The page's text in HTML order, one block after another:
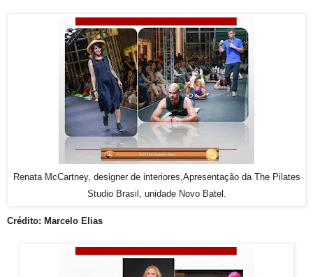
Renata McCartney, designer de interiores,Apresentação da The Pilates
Studio Brasil, unidade Novo Batel.
Crédito: Marcelo Elias